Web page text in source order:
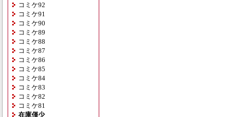
コミケ92
コミケ91
コミケ90
コミケ89
コミケ88
コミケ87
コミケ86
コミケ85
コミケ84
コミケ83
コミケ82
コミケ81
在庫僅少